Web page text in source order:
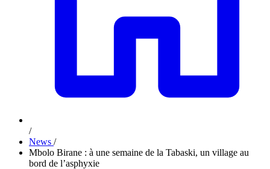
/
News /
Mbolo Birane : à une semaine de la Tabaski, un village au
bord de l’asphyxie